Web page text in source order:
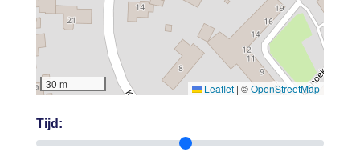
30 m Leaflet | ©OpenStreetMap
Tijd: